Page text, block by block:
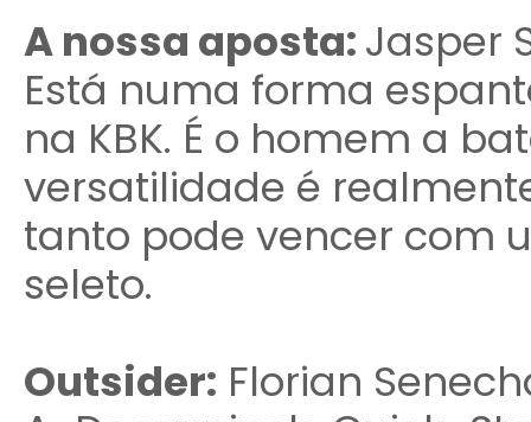
A nossa aposta:Jasper
Está numa forma
na KBK. É o homem a
versatilidade é
tanto pode vencer com
seleto.
Outsider: Florian